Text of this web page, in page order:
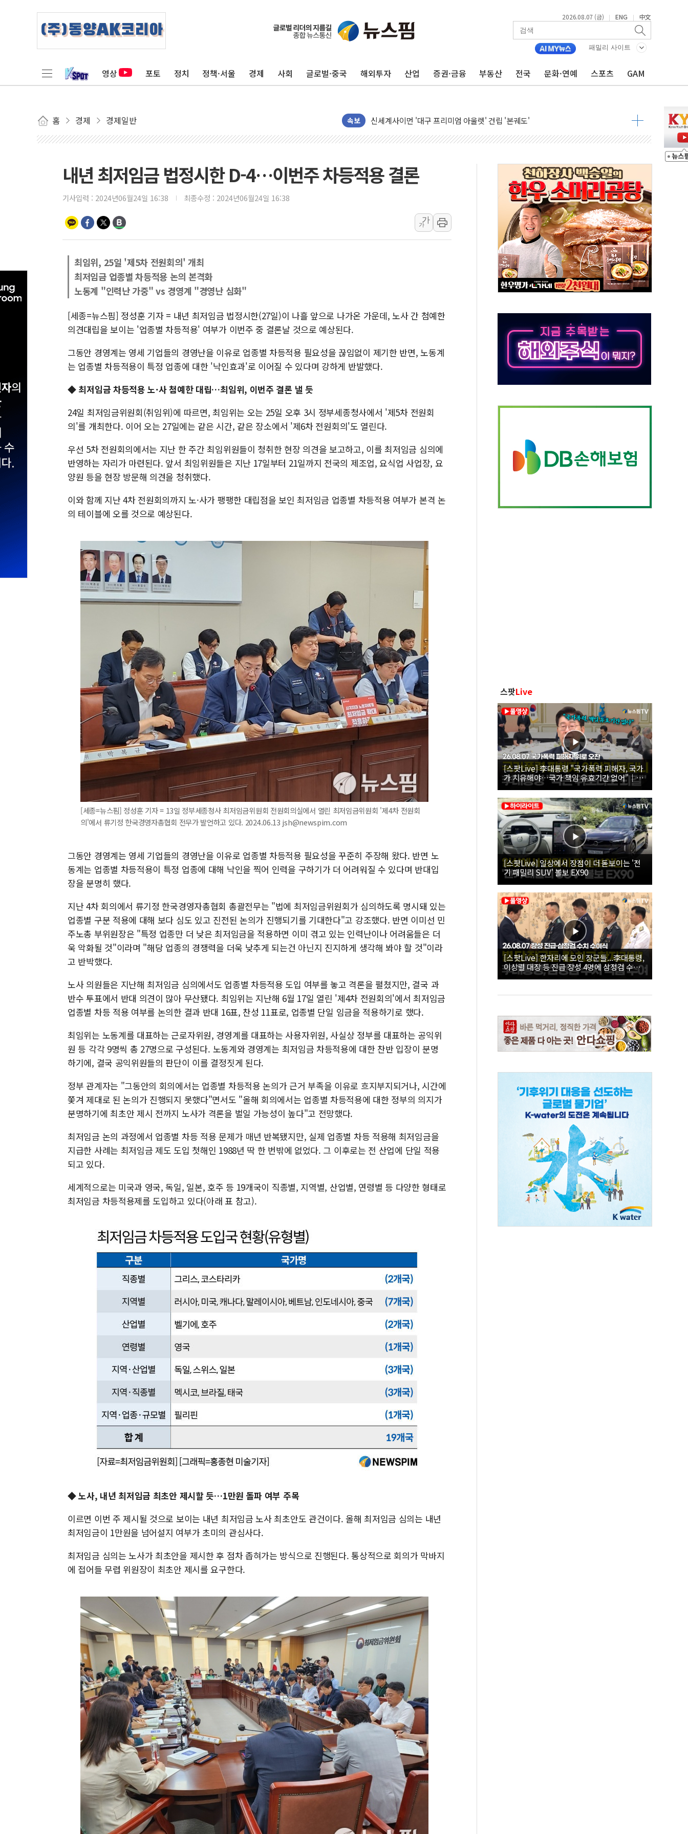
2026.08.07 (금) | ENG | 中文
패밀리 사이트
영상 포토 정치 정책·서울 경제 사회 글로벌·중국 해외투자 산업 증권·금융 부동산 전국 문화·연예 스포츠 GAM
홈 경제 경제일반 속보
40.2도 찍은 서울 등 폭염중대경보 해제…누적 온열질환자 2872명
신세계사이먼 '대구 프리미엄 아울렛' 건립 '본궤도'
李대통령, 호우 피해 경북 안동·의성 특별재난지역 선포
워트, 상반기 영업이익 30억원
프롬바이오, 10일 거래 재개…"재무구조 개편"
NH농협생명, 농작업 중 온열질환 보장…폭염기 신속 보상 강화
아바코, 2분기 매출 120억원
랩지노믹스 "디엑솜과 美 암 진단 분야 독점 라이선스 계약"
보로노이, 폐암 치료제 'VRN11' 캐나다 IND 신청
푸본현대생명, 육군 3군단과 군 장병 금융교육·전역 지원 협약
교보생명, '교보K-맞춤건강보험' 6개월 배타적사용권 획득
벼랑 끝 선 '동전주' 무더기 상폐 위기…관리종목 우려 지정예고 총 63개
컴투스 '제우스: 오만의 신' 26일 출시, 유저의 캐릭터가 AI로 플레이한다
네이버 클립, 시청 만으로 혜택 얻는 피드코인 이벤트 진행
서울 재건축·재개발 정상화시 5년 내 9만가구 순증...이주 대란도 제한적
[인사] 공정거래위원회
내년 최저임금 법정시한 D-4…이번주 차등적용 결론
기사입력 : 2024년06월24일 16:38 최종수정 : 2024년06월24일 16:38
가
가
최임위, 25일 '제5차 전원회의' 개최
최저임금 업종별 차등적용 논의 본격화
노동계 "인력난 가중" vs 경영계 "경영난 심화"
[세종=뉴스핌] 정성훈 기자 = 내년 최저임금 법정시한(27일)이 나흘 앞으로 나가온 가운데, 노사 간 첨예한
의견대립을 보이는 '업종별 차등적용' 여부가 이번주 중 결론날 것으로 예상된다.
그동안 경영계는 영세 기업들의 경영난을 이유로 업종별 차등적용 필요성을 끊임없이 제기한 반면, 노동계
는 업종별 차등적용이 특정 업종에 대한 '낙인효과'로 이어질 수 있다며 강하게 반발했다.
◆ 최저임금 차등적용 노·사 첨예한 대립…최임위, 이번주 결론 낼 듯
24일 최저임금위원회(취임위)에 따르면, 최임위는 오는 25일 오후 3시 정부세종청사에서 '제5차 전원회
의'를 개최한다. 이어 오는 27일에는 같은 시간, 같은 장소에서 '제6차 전원회의'도 열린다.
우선 5차 전원회의에서는 지난 한 주간 최임위원들이 청취한 현장 의견을 보고하고, 이를 최저임금 심의에
반영하는 자리가 마련된다. 앞서 최임위원들은 지난 17일부터 21일까지 전국의 제조업, 요식업 사업장, 요
양원 등을 현장 방문해 의견을 청취했다.
이와 함께 지난 4차 전원회의까지 노·사가 팽팽한 대립점을 보인 최저임금 업종별 차등적용 여부가 본격 논
의 테이블에 오를 것으로 예상된다.
[세종=뉴스핌] 정성훈 기자 = 13일 정부세종청사 최저임금위원회 전원회의실에서 열린 최저임금위원회 '제4차 전원회
의'에서 류기정 한국경영자총협회 전무가 발언하고 있다. 2024.06.13 jsh@newspim.com
그동안 경영계는 영세 기업들의 경영난을 이유로 업종별 차등적용 필요성을 꾸준히 주장해 왔다. 반면 노
동계는 업종별 차등적용이 특정 업종에 대해 낙인을 찍어 인력을 구하기가 더 어려워질 수 있다며 반대입
장을 분명히 했다.
지난 4차 회의에서 류기정 한국경영자총협회 총괄전무는 "법에 최저임금위원회가 심의하도록 명시돼 있는
업종별 구분 적용에 대해 보다 심도 있고 진전된 논의가 진행되기를 기대한다"고 강조했다. 반면 이미선 민
주노총 부위원장은 "특정 업종만 더 낮은 최저임금을 적용하면 이미 겪고 있는 인력난이나 어려움들은 더
욱 악화될 것"이라며 "해당 업종의 경쟁력을 더욱 낮추게 되는건 아닌지 진지하게 생각해 봐야 할 것"이라
고 반박했다.
노사 의원들은 지난해 최저임금 심의에서도 업종별 차등적용 도입 여부를 놓고 격론을 펼쳤지만, 결국 과
반수 투표에서 반대 의견이 많아 무산됐다. 최임위는 지난해 6월 17일 열린 '제4차 전원회의'에서 최저임금
업종별 차등 적용 여부를 논의한 결과 반대 16표, 찬성 11표로, 업종별 단일 임금을 적용하기로 했다.
최임위는 노동계를 대표하는 근로자위원, 경영계를 대표하는 사용자위원, 사실상 정부를 대표하는 공익위
원 등 각각 9명씩 총 27명으로 구성된다. 노동계와 경영계는 최저임금 차등적용에 대한 찬반 입장이 분명
하기에, 결국 공익위원들의 판단이 이를 결정짓게 된다.
정부 관계자는 "그동안의 회의에서는 업종별 차등적용 논의가 근거 부족을 이유로 흐지부지되거나, 시간에
쫓겨 제대로 된 논의가 진행되지 못했다"면서도 "올해 회의에서는 업종별 차등적용에 대한 정부의 의지가
분명하기에 최초안 제시 전까지 노사가 격론을 벌일 가능성이 높다"고 전망했다.
최저임금 논의 과정에서 업종별 차등 적용 문제가 매년 반복됐지만, 실제 업종별 차등 적용해 최저임금을
지급한 사례는 최저임금 제도 도입 첫해인 1988년 딱 한 번밖에 없었다. 그 이후로는 전 산업에 단일 적용
되고 있다.
세계적으로는 미국과 영국, 독일, 일본, 호주 등 19개국이 직종별, 지역별, 산업별, 연령별 등 다양한 형태로
최저임금 차등적용제를 도입하고 있다(아래 표 참고).
◆ 노사, 내년 최저임금 최초안 제시할 듯…1만원 돌파 여부 주목
이르면 이번 주 제시될 것으로 보이는 내년 최저임금 노사 최초안도 관건이다. 올해 최저임금 심의는 내년
최저임금이 1만원을 넘어설지 여부가 초미의 관심사다.
최저임금 심의는 노사가 최초안을 제시한 후 점차 좁혀가는 방식으로 진행된다. 통상적으로 회의가 막바지
에 접어들 무렵 위원장이 최초안 제시를 요구한다.
스팟Live
[스팟Live] 李대통령 "국가폭력 피해자, 국가
가 치유해야…국가 책임 유효기간 없어"｜
26.08.07 국가폭력 피해자 위로 오찬
[스팟Live] 일상에서 장점이 더 돋보이는 '전
기 패밀리 SUV' 볼보 EX90
[스팟Live] 한자리에 모인 장군들...李대통령,
이상렬 대장 등 진급 장성 4명에 삼정검 수치
직접 수여｜26.08.07 장성 진급·삼정검 수치